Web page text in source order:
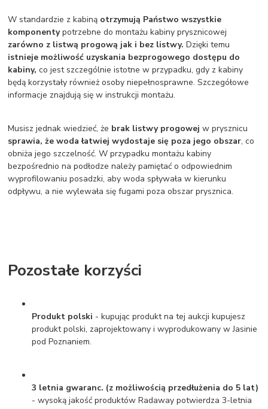
W standardzie z kabiną otrzymują Państwo wszystkie
komponentypotrzebne do montażu kabiny prysznicowej
zarówno z listwą progową jak i bez listwy. Dzięki temu
istnieje możliwość uzyskania bezprogowego dostępu do
kabiny, co jest szczególnie istotne w przypadku, gdy z kabiny
będą korzystały również osoby niepełnosprawne. Szczegółowe
informacje znajdują się w instrukcji montażu.
Musisz jednak wiedzieć, że brak listwy progowej w prysznicu
sprawia, że woda łatwiej wydostaje się poza jego obszar, co
obniża jego szczelność. W przypadku montażu kabiny
bezpośrednio na podłodze należy pamiętać o odpowiednim
wyprofilowaniu posadzki, aby woda spływała w kierunku
odpływu, a nie wylewała się fugami poza obszar prysznica.
Pozostałe korzyści
Produkt polski - kupując produkt na tej aukcji kupujesz
produkt polski, zaprojektowany i wyprodukowany w Jasinie
pod Poznaniem.
3 letnia gwaranc. (z możliwością przedłużenia do 5 lat)
- wysoką jakość produktów Radaway potwierdza 3-letnia